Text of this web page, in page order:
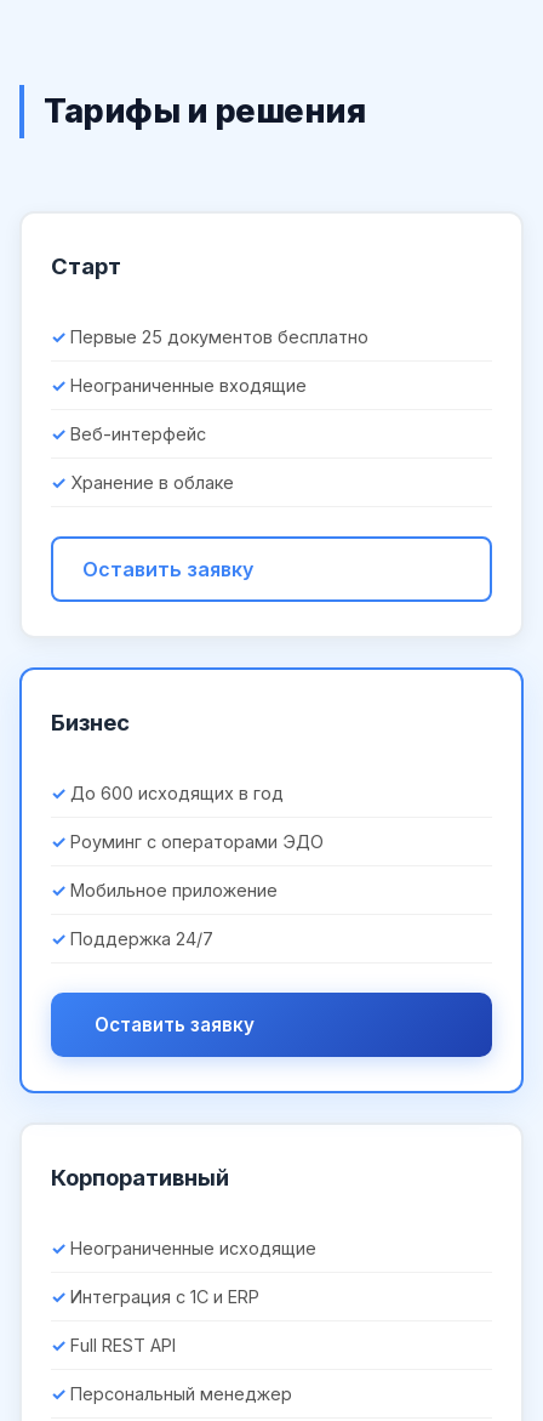
Тарифы и решения
Старт
Первые 25 документов бесплатно
Неограниченные входящие
Веб-интерфейс
Хранение в облаке
Оставить заявку
Бизнес
До 600 исходящих в год
Роуминг с операторами ЭДО
Мобильное приложение
Поддержка 24/7
Оставить заявку
Корпоративный
Неограниченные исходящие
Интеграция с 1С и ERP
Full REST API
Персональный менеджер